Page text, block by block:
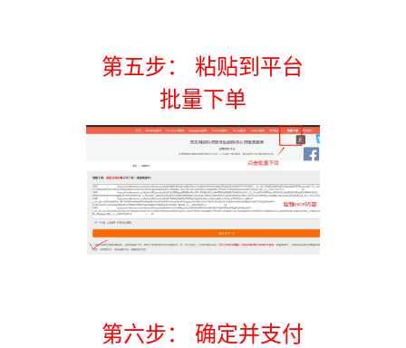
第五步： 粘贴到平台
批量下单
第六步： 确定并支付